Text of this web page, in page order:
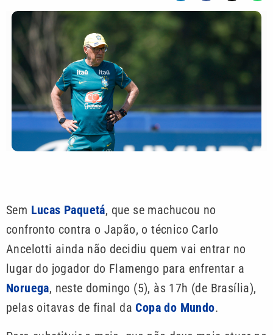
Sem Lucas Paquetá, que se machucou no
confronto contra o Japão, o técnico Carlo
Ancelotti ainda não decidiu quem vai entrar no
lugar do jogador do Flamengo para enfrentar a
Noruega, neste domingo (5), às 17h (de Brasília),
pelas oitavas de final daCopa do Mundo.